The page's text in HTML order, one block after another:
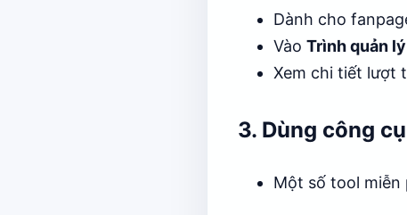
Dành cho
Vào Trình quản
Xem chi tiết lượt
3. Dùng công
Một số tool miễn